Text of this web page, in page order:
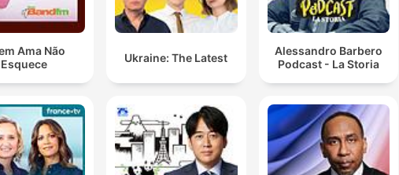
Ama Não
Esquece
Ukraine: The Latest
Alessandro Barbero
Podcast - La Storia